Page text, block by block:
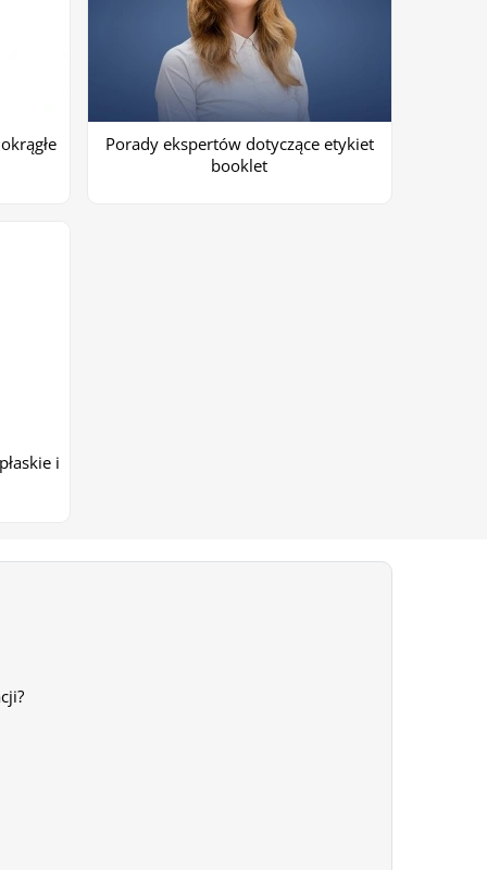
Porady ekspertów dotyczące etykiet
booklet
i